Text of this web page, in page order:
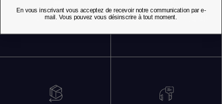
PAIEMENT SÉCURISÉ LIVRAISON OFFERTE DÈS 85 € D'ACHATS
En vous inscrivant vous acceptez de recevoir notre communication par e-
mail. Vous pouvez vous désinscrire à tout moment.